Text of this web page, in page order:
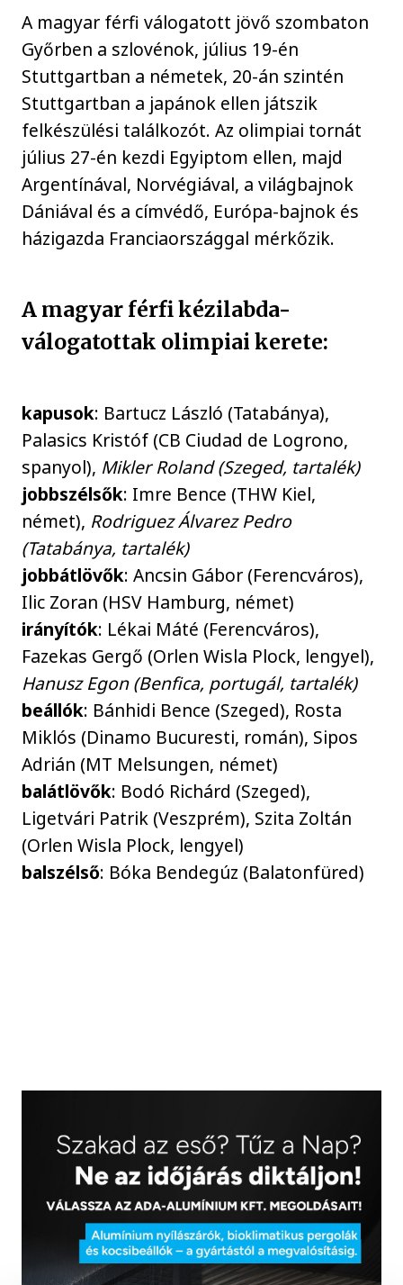
A magyar férfi válogatott jövő szombaton
Győrben a szlovénok, július 19-én
Stuttgartban a németek, 20-án szintén
Stuttgartban a japánok ellen játszik
felkészülési találkozót. Az olimpiai tornát
július 27-én kezdi Egyiptom ellen, majd
Argentínával, Norvégiával, a világbajnok
Dániával és a címvédő, Európa-bajnok és
házigazda Franciaországgal mérkőzik.
A magyar férfi kézilabda-
válogatottak olimpiai kerete:
kapusok: Bartucz László (Tatabánya),
Palasics Kristóf (CB Ciudad de Logrono,
spanyol), Mikler Roland (Szeged, tartalék)
jobbszélsők: Imre Bence (THW Kiel,
német), Rodriguez Álvarez Pedro
(Tatabánya, tartalék)
jobbátlövők: Ancsin Gábor (Ferencváros),
Ilic Zoran (HSV Hamburg, német)
irányítók: Lékai Máté (Ferencváros),
Fazekas Gergő (Orlen Wisla Plock, lengyel),
Hanusz Egon (Benfica, portugál, tartalék)
beállók: Bánhidi Bence (Szeged), Rosta
Miklós (Dinamo Bucuresti, román), Sipos
Adrián (MT Melsungen, német)
balátlövők: Bodó Richárd (Szeged),
Ligetvári Patrik (Veszprém), Szita Zoltán
(Orlen Wisla Plock, lengyel)
balszélső: Bóka Bendegúz (Balatonfüred)